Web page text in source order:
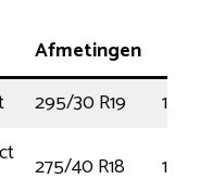
Afmetingen
295/30 R19
275/40 R18